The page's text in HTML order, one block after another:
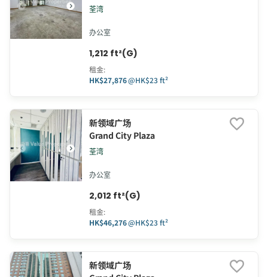
荃湾
办公室
1,212 ft²(G)
租金:
HK$27,876@HK$23 ft²
新领域广场
Grand City Plaza
荃湾
办公室
2,012 ft²(G)
租金:
HK$46,276@HK$23 ft²
新领域广场